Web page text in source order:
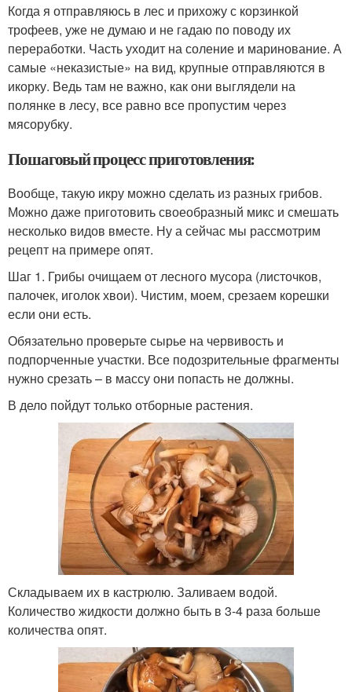
Когда я отправляюсь в лес и прихожу с корзинкой
трофеев, уже не думаю и не гадаю по поводу их
переработки. Часть уходит на соление и маринование. А
самые «неказистые» на вид, крупные отправляются в
икорку. Ведь там не важно, как они выглядели на
полянке в лесу, все равно все пропустим через
мясорубку.
Пошаговый процесс приготовления:
Вообще, такую икру можно сделать из разных грибов.
Можно даже приготовить своеобразный микс и смешать
несколько видов вместе. Ну а сейчас мы рассмотрим
рецепт на примере опят.
Шаг 1. Грибы очищаем от лесного мусора (листочков,
палочек, иголок хвои). Чистим, моем, срезаем корешки
если они есть.
Обязательно проверьте сырье на червивость и
подпорченные участки. Все подозрительные фрагменты
нужно срезать – в массу они попасть не должны.
В дело пойдут только отборные растения.
Складываем их в кастрюлю. Заливаем водой.
Количество жидкости должно быть в 3-4 раза больше
количества опят.